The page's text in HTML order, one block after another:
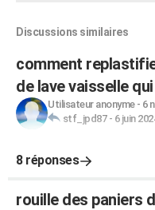
Discussions similaires
comment
de lave vaisselle
Utilisateur anonyme- 6
stf_jpd87- 6 juin
8 réponses
rouille des paniers